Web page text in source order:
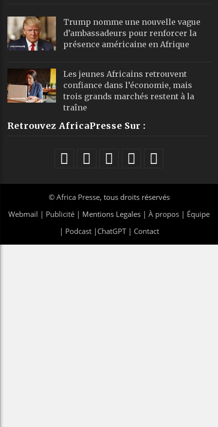
Trump nomme une nouvelle vague
d’ambassadeurs pour renforcer la
présence américaine en Afrique
Les jeunes Africains retrouvent
confiance dans l’économie, mais
trois grands marchés restent à la
traîne
Retrouvez AfricaPresse Sur :
© Africa Presse, tous droits réservés
Webmail | Publicité | Mentions Legales | À propos | Équipe
| Podcast| ChatGPT| Contact